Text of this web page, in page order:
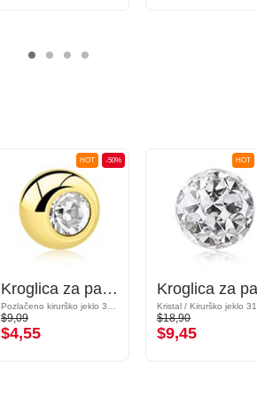
-50%
HOT
Kroglica za palčke z navojem (kirurško jeklo, zlata, sijoč zaključek) s/z Kristalni kamen
$9,09
$4,55
HOT
$18,90
$9,45